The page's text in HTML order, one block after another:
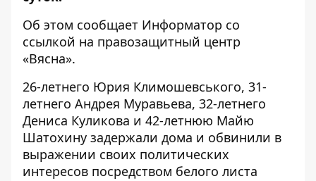
Об этом сообщает Информатор со
ссылкой на правозащитный центр
«Вясна».
26-летнего Юрия Климошевського, 31-
летнего Андрея Муравьева, 32-летнего
Дениса Куликова и 42-летнюю Майю
Шатохину задержали дома и обвинили в
выражении своих политических
интересов посредством белого листа